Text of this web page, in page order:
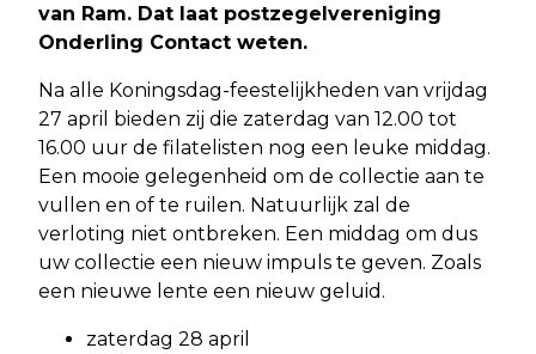
van Ram. Dat laat postzegelvereniging
Onderling Contact weten.
Na alle Koningsdag-feestelijkheden van vrijdag
27 april bieden zij die zaterdag van 12.00 tot
16.00 uur de filatelisten nog een leuke middag.
Een mooie gelegenheid om de collectie aan te
vullen en of te ruilen. Natuurlijk zal de
verloting niet ontbreken. Een middag om dus
uw collectie een nieuw impuls te geven. Zoals
een nieuwe lente een nieuw geluid.
zaterdag 28 april